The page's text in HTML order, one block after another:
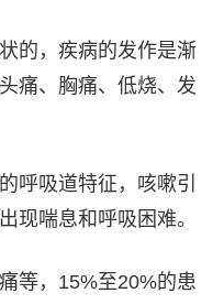
的，疾病的发作是渐
痛、胸痛、低烧、发
呼吸道特征，咳嗽引
现喘息和呼吸困难。
等，15%至20%的患